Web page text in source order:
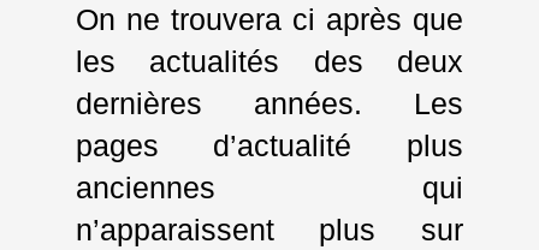
On ne trouvera ci après que
les actualités des deux
dernières années. Les
pages d’actualité plus
anciennes qui
n’apparaissent plus sur